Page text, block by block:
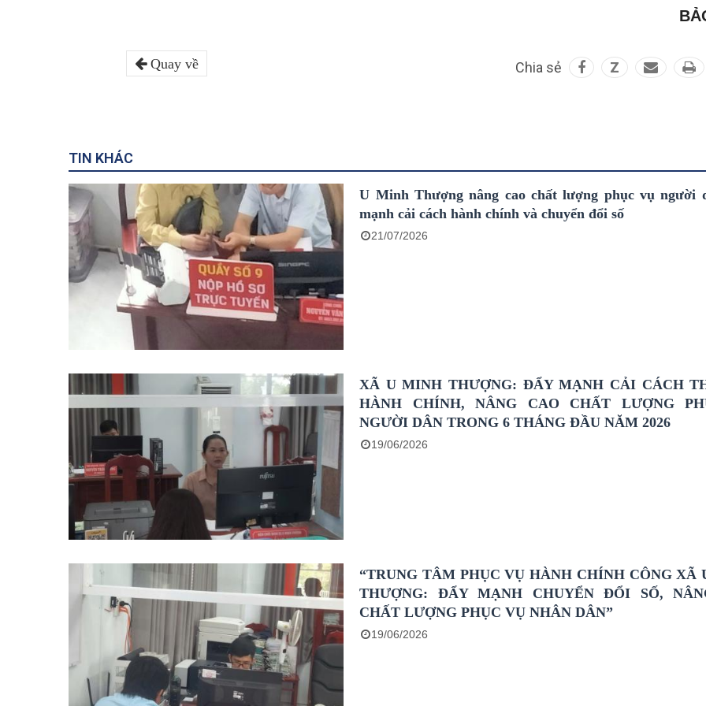
Quay về Chia sẻ Z
TIN KHÁC
U Minh Thượng nâng cao chất lượng phục vụ người
mạnh cải cách hành chính và chuyển đổi số
21/07/2026
XÃ U MINH THƯỢNG: ĐẨY MẠNH CẢI CÁCH
HÀNH CHÍNH, NÂNG CAO CHẤT LƯỢNG
NGƯỜI DÂN TRONG 6 THÁNG ĐẦU NĂM 2026
19/06/2026
“TRUNG TÂM PHỤC VỤ HÀNH CHÍNH CÔNG XÃ
THƯỢNG: ĐẨY MẠNH CHUYỂN ĐỔI SỐ,
CHẤT LƯỢNG PHỤC VỤ NHÂN DÂN”
19/06/2026